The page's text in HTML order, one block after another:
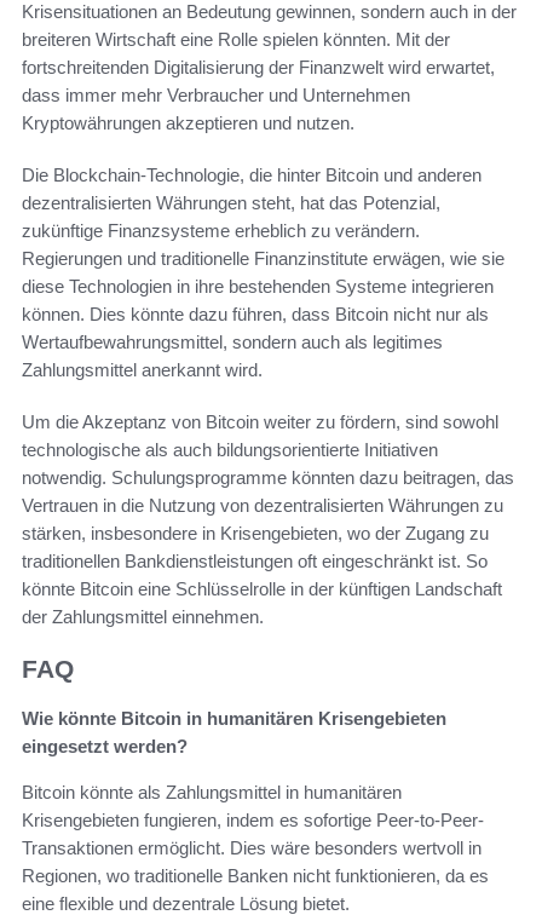
Krisensituationen an Bedeutung gewinnen, sondern auch in der
breiteren Wirtschaft eine Rolle spielen könnten. Mit der
fortschreitenden Digitalisierung der Finanzwelt wird erwartet,
dass immer mehr Verbraucher und Unternehmen
Kryptowährungen akzeptieren und nutzen.
Die Blockchain-Technologie, die hinter Bitcoin und anderen
dezentralisierten Währungen steht, hat das Potenzial,
zukünftige Finanzsysteme erheblich zu verändern.
Regierungen und traditionelle Finanzinstitute erwägen, wie sie
diese Technologien in ihre bestehenden Systeme integrieren
können. Dies könnte dazu führen, dass Bitcoin nicht nur als
Wertaufbewahrungsmittel, sondern auch als legitimes
Zahlungsmittel anerkannt wird.
Um die Akzeptanz von Bitcoin weiter zu fördern, sind sowohl
technologische als auch bildungsorientierte Initiativen
notwendig. Schulungsprogramme könnten dazu beitragen, das
Vertrauen in die Nutzung von dezentralisierten Währungen zu
stärken, insbesondere in Krisengebieten, wo der Zugang zu
traditionellen Bankdienstleistungen oft eingeschränkt ist. So
könnte Bitcoin eine Schlüsselrolle in der künftigen Landschaft
der Zahlungsmittel einnehmen.
FAQ
Wie könnte Bitcoin in humanitären Krisengebieten
eingesetzt werden?
Bitcoin könnte als Zahlungsmittel in humanitären
Krisengebieten fungieren, indem es sofortige Peer-to-Peer-
Transaktionen ermöglicht. Dies wäre besonders wertvoll in
Regionen, wo traditionelle Banken nicht funktionieren, da es
eine flexible und dezentrale Lösung bietet.